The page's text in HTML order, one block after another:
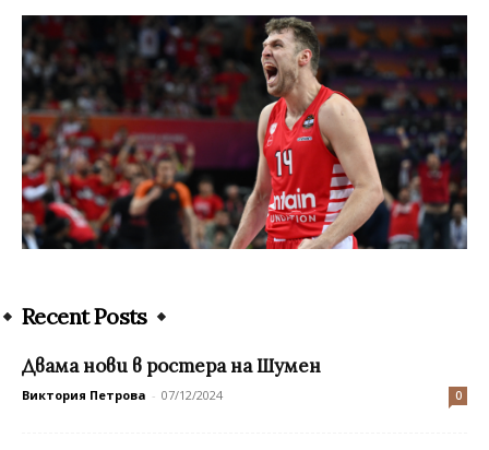
Recent Posts
Двама нови в ростера на Шумен
Виктория Петрова - 07/12/2024 0